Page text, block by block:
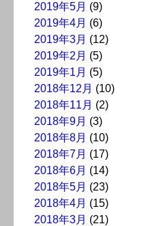
2019年5月 (9)
2019年4月 (6)
2019年3月 (12)
2019年2月 (5)
2019年1月 (5)
2018年12月 (10)
2018年11月 (2)
2018年9月 (3)
2018年8月 (10)
2018年7月 (17)
2018年6月 (14)
2018年5月 (23)
2018年4月 (15)
2018年3月 (21)